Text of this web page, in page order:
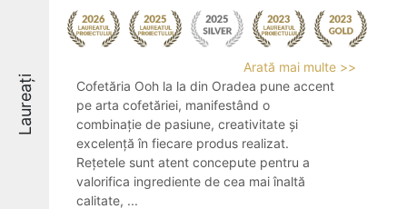
Laureați
Arată mai multe >>
Cofetăria Ooh la la din Oradea pune accent
pe arta cofetăriei, manifestând o
combinație de pasiune, creativitate și
excelență în fiecare produs realizat.
Rețetele sunt atent concepute pentru a
valorifica ingrediente de cea mai înaltă
calitate, ...